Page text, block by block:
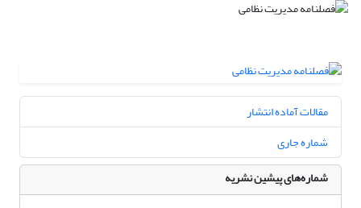
مقالات آماده انتشار
شماره جاری
شماره‌های پیشین نشریه